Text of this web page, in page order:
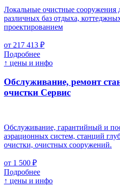
Локальные очистные сооружения
различных баз отдыха,
проектированием
от 217 413 ₽
Подробнее
↑ цены и инфо
Обслуживание, ремонт
очистки Cервис
Обслуживание, гарантийный и
аэрационных систем, станций
очистки, очистных сооружений.
от 1 500 ₽
Подробнее
↑ цены и инфо